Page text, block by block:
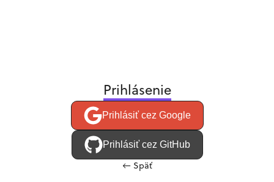
Prihlásenie
Prihlásiť cez Google
Prihlásiť cez GitHub
← Späť